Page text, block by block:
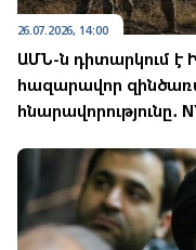
26.07.2026, 14:00
ԱՄՆ-ն դիտարկում է
հազարավոր
հնարավորությունը․